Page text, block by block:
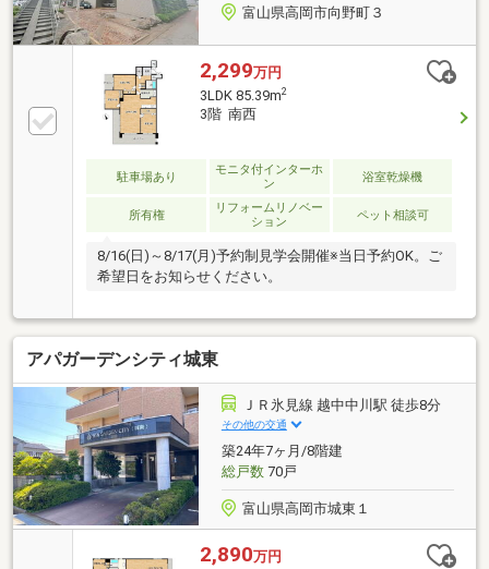
富山県高岡市向野町３
2,299万円
3LDK 85.39m2
3階 南西
駐車場あり
モニタ付インターホ
ン
浴室乾燥機
所有権
リフォームリノベー
ション
ペット相談可
8/16(日)～8/17(月)予約制見学会開催※当日予約OK。ご
希望日をお知らせください。
アパガーデンシティ城東
ＪＲ氷見線 越中中川駅 徒歩8分
その他の交通
築24年7ヶ月/8階建
総戸数70戸
富山県高岡市城東１
2,890万円